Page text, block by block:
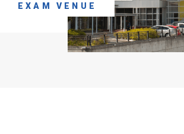
EXAM VENUE